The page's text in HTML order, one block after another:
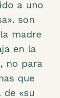
a uno
son
madre
en la
no para
que
«su